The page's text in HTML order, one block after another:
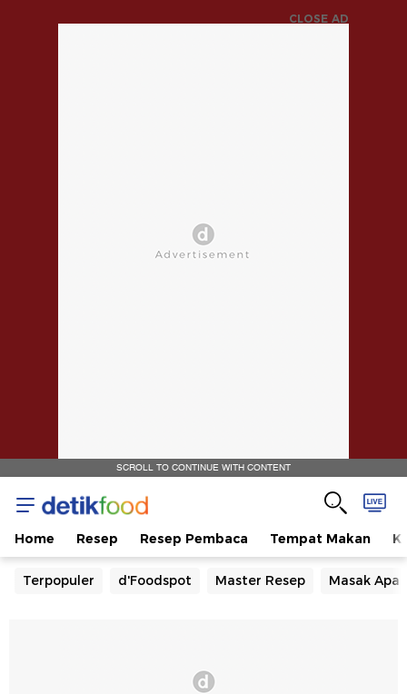
CLOSE AD
SCROLL TO CONTINUE WITH CONTENT
Home Resep Resep Pembaca Tempat Makan
Terpopuler d'Foodspot Master Resep Masak Apa